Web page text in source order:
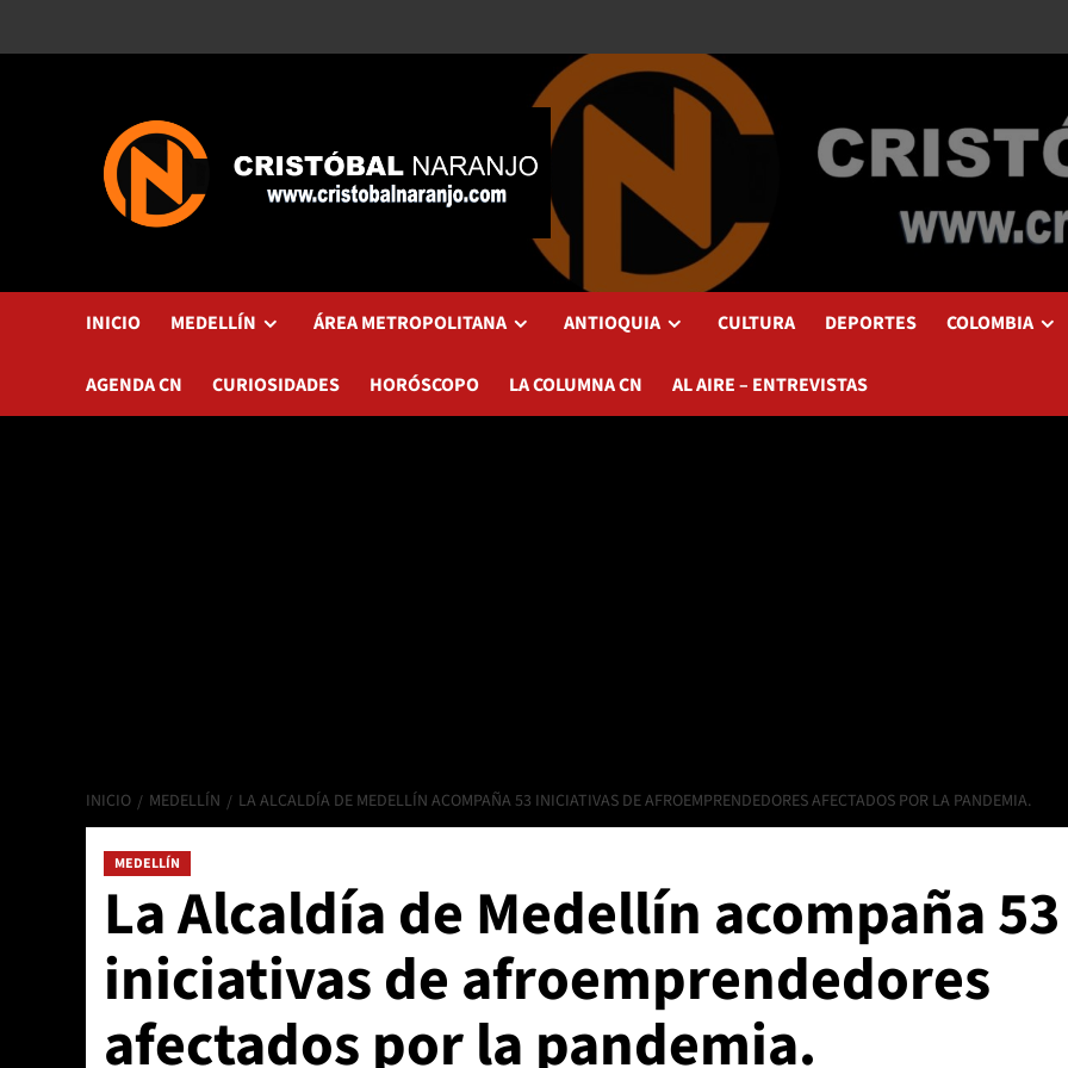
INICIO MEDELLÍN ÁREA METROPOLITANA ANTIOQUIA CULTURA DEPORTES COLOMBIA
AGENDA CN CURIOSIDADES HORÓSCOPO LA COLUMNA CN AL AIRE – ENTREVISTAS
INICIO MEDELLÍN LA ALCALDÍA DE MEDELLÍN ACOMPAÑA 53 INICIATIVAS DE AFROEMPRENDEDORES AFECTADOS POR LA PANDEMIA.
MEDELLÍN
La Alcaldía de Medellín acompaña 53
iniciativas de afroemprendedores
afectados por la pandemia.